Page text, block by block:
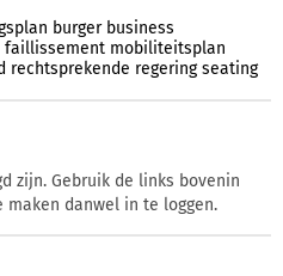
burger business
faillissement mobiliteitsplan
rechtsprekende regering seating
zijn. Gebruik de links bovenin
danwel in te loggen.